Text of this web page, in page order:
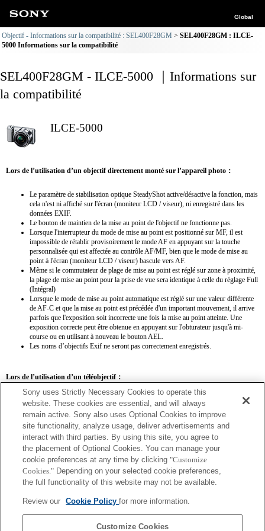
Global
Objectif - Informations sur la compatibilité : SEL400F28GM
SEL400F28GM : ILCE-
5000 Informations sur la compatibilité
SEL400F28GM - ILCE-5000 ｜Informations sur
la compatibilité
ILCE-5000
Lors de l’utilisation d’un objectif directement monté sur l’appareil photo：
Le paramètre de stabilisation optique SteadyShot active/désactive la fonction, mais
cela n'est ni affiché sur l'écran (moniteur LCD / viseur), ni enregistré dans les
données EXIF.
Le bouton de maintien de la mise au point de l'objectif ne fonctionne pas.
Lorsque l'interrupteur du mode de mise au point est positionné sur MF, il est
impossible de rétablir provisoirement le mode AF en appuyant sur la touche
personnalisée qui est affectée au contrôle AF/MF, bien que le mode de mise au
point à l'écran (moniteur LCD / viseur) bascule vers AF.
Même si le commutateur de plage de mise au point est réglé sur zone à proximité,
la plage de mise au point pour la prise de vue sera identique à celle du réglage Full
(Intégral)
Lorsque le mode de mise au point automatique est réglé sur une valeur différente
de AF-C et que la mise au point est précédée d'un important mouvement, il arrive
parfois que l'exposition soit incorrecte une fois la mise au point atteinte. Une
exposition correcte peut être obtenue en appuyant sur l'obturateur jusqu'à mi-
course ou en utilisant à nouveau le bouton AEL.
Les noms d’objectifs Exif ne seront pas correctement enregistrés.
Lors de l’utilisation d’un téléobjectif：
SEL14TC SEL20TC
SEL14TC
L'image obtenue peut être floue si l'appareil photo est réglé sur AF continu.
La distance focale et l'ouverture maximale pour le nom de l'objectif Exif seront
d'ouverture multipliées par l'agrandissement sont supérieures ou égales à 10, elles ne
Sony uses Strictly Necessary Cookies to operate this
website. These cookies are essential, and will always
remain active. Sony also uses Optional Cookies to improve
site functionality, analyze usage, deliver advertisements and
interact with third parties. By using this site, you agree to
the placement of Optional Cookies. You can manage your
cookie preferences at any time by clicking "Customize
Cookies." Depending on your selected cookie preferences,
the full functionality of this website may not be available.
Review our Cookie Policyfor more information.
Customize Cookies